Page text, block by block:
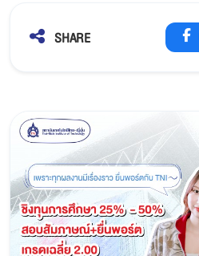
SHARE